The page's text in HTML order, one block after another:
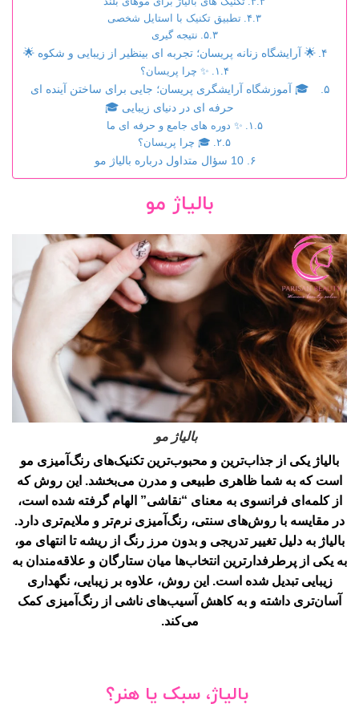
تطبیق تکنیک با استایل شخصی
نتیجه گیری
🌟 آرایشگاه زنانه پریسان؛ تجربه ای بینظیر از زیبایی و شکوه 🌟
✨ چرا پریسان؟
🎓 آموزشگاه آرایشگری پریسان؛ جایی برای ساختن آینده ای
حرفه ای در دنیای زیبایی 🎓
✨ دوره های جامع و حرفه ای ما
🎓 چرا پریسان؟
10 سؤال متداول درباره بالیاژ مو
بالیاژ مو
بالیاژ مو
بالیاژ یکی از جذاب‌ترین و محبوب‌ترین تکنیک‌های رنگ‌آمیزی مو
است که به شما ظاهری طبیعی و مدرن می‌بخشد. این روش که
از کلمه‌ای فرانسوی به معنای “نقاشی” الهام گرفته شده است،
در مقایسه با روش‌های سنتی، رنگ‌آمیزی نرم‌تر و ملایم‌تری دارد.
بالیاژ به دلیل تغییر تدریجی و بدون مرز رنگ از ریشه تا انتهای مو،
به یکی از پرطرفدارترین انتخاب‌ها میان ستارگان و علاقه‌مندان به
زیبایی تبدیل شده است. این روش، علاوه بر زیبایی، نگهداری
آسان‌تری داشته و به کاهش آسیب‌های ناشی از رنگ‌آمیزی کمک
می‌کند.
بالیاژ، سبک یا هنر؟